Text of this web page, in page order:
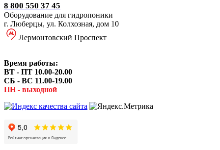
8 800 550 37 45
Оборудование для гидропоники
г. Люберцы, ул. Колхозная, дом 10
Лермонтовский Проспект
Время работы:
ВТ - ПТ 10.00-20.00
СБ - ВС 11.00-19.00
ПН - выходной